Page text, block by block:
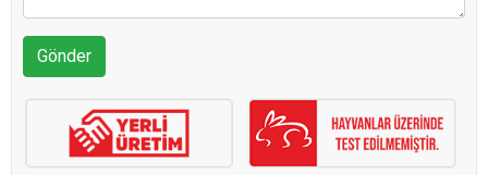
Gönder